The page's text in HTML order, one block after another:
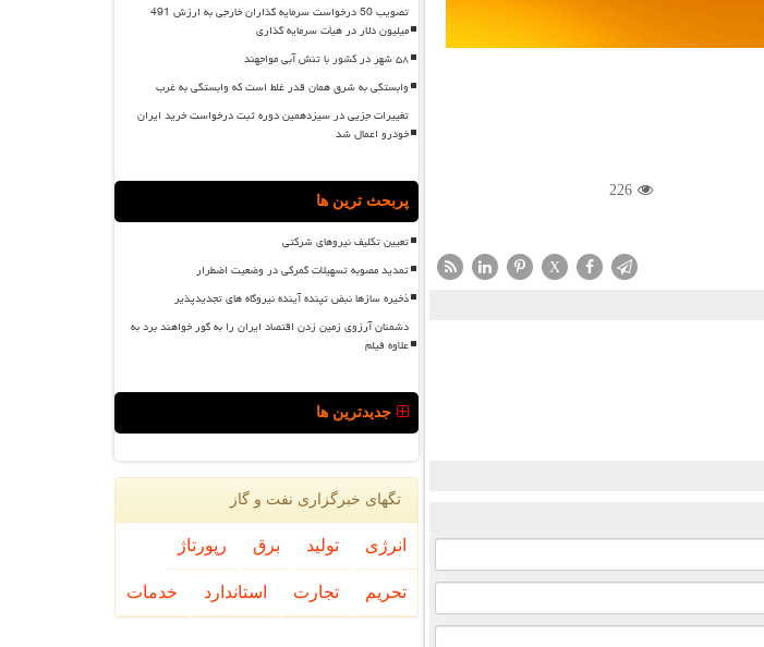
226
X
تصویب 50 درخواست سرمایه گذاران خارجی به ارزش 491
میلیون دلار در هیأت سرمایه گذاری
۵۸ شهر در کشور با تنش آبی مواجهند
وابستگی به شرق همان قدر غلط است که وابستگی به غرب
تغییرات جزیی در سیزدهمین دوره ثبت درخواست خرید ایران
خودرو اعمال شد
پربحث ترین ها
تعیین تکلیف نیروهای شرکتی
تمدید مصوبه تسهیلات گمرکی در وضعیت اضطرار
ذخیره سازها نبض تپنده آینده نیروگاه های تجدیدپذیر
دشمنان آرزوی زمین زدن اقتصاد ایران را به گور خواهند برد به
علاوه فیلم
جدیدترین ها
تگهای خبرگزاری نفت و گاز
انرژی تولید برق رپورتاژ
تحریم تجارت استاندارد خدمات